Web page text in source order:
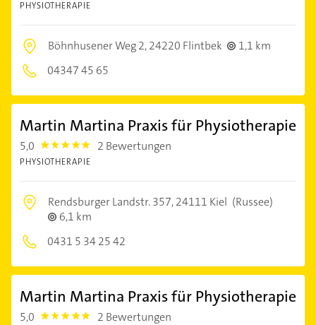
PHYSIOTHERAPIE
Böhnhusener Weg 2,24220 Flintbek
1,1 km
04347 45 65
Martin Martina Praxis für Physiotherapie
5,0 5.0 2 Bewertungen
PHYSIOTHERAPIE
Rendsburger Landstr. 357,24111 Kiel (Russee)
6,1 km
0431 5 34 25 42
Martin Martina Praxis für Physiotherapie
5,0 5.0 2 Bewertungen